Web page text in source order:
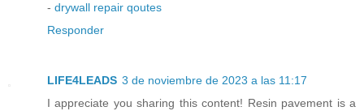
- drywall repair qoutes
Responder
LIFE4LEADS 3 de noviembre de 2023 a las 11:17
I appreciate you sharing this content! Resin pavement is a